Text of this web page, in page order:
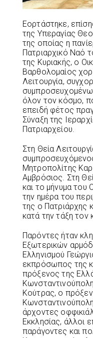
Εορτάστηκε,
της Υπεραγίας
της οποίας η
Πατριαρχικό Ναό
της Κυριακής, ο
Βαρθολομαίος
Λειτουργία,
όλον τον κόσμο,
επειδή φέτος
Σύναξη της
Πατριαρχείου.
Στη Θεία
Μητροπολίτης
Αμβρόσιος. Στη
και το μήνυμα του
την ημέρα του
της ο Πατριάρχης
κατά την τάξη τον
Παρόντες ήταν
Εξωτερικών
Ελληνισμού
εκπρόσωπος της
πρόξενος της
Κούτρας, ο
άρχοντες
Εκκλησίας, άλλοι
παράγοντες και